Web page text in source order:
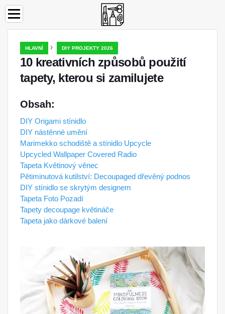
HLAVNÍ › DIY PROJEKTY 2026
10 kreativních způsobů použití
tapety, kterou si zamilujete
Obsah:
DIY Origami stínidlo
DIY nástěnné umění
Marimekko schodiště a stínidlo Upcycle
Upcycled Wallpaper Covered Radio
Tapeta Květinový věnec
Pětiminutová kutilství: Decoupaged dřevěný podnos
DIY stínidlo se skrytým designem
Tapeta Foto Pozadí
Tapety decoupage květináče
Tapeta jako dárkové balení